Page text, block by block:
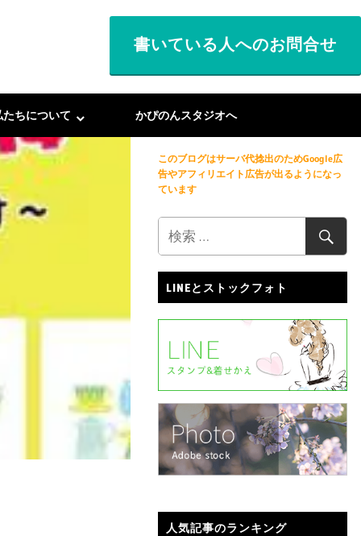
書いている人へのお問合せ
たちについて かぴのんスタジオへ
このブログはサーバ代捻出のためGoogle広
告やアフィリエイト広告が出るようになっ
ています
LINEとストックフォト
人気記事のランキング